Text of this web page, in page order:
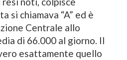
si chiamava “A” ed è
Centrale allo
di 66.000 al giorno. Il
esattamente quello